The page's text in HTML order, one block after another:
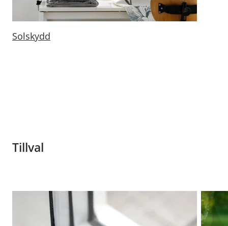
Solskydd
Tillval